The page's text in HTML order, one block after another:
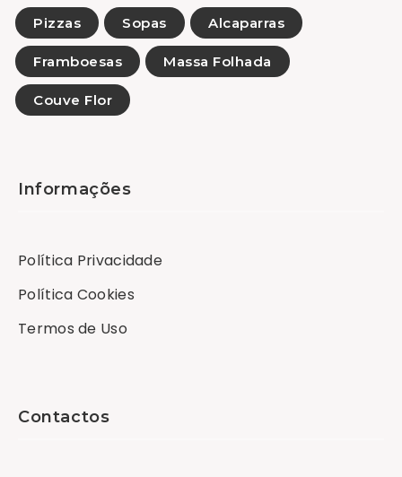
Pizzas Sopas Alcaparras
Framboesas Massa Folhada
Couve Flor
Informações
Política Privacidade
Política Cookies
Termos de Uso
Contactos